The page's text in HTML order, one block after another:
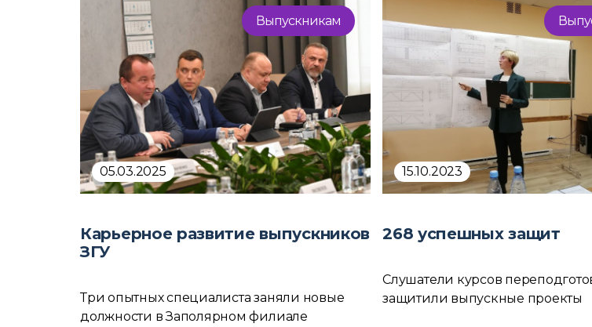
Выпускникам
05.03.2025
Карьерное развитие выпускников
ЗГУ
Три опытных специалиста заняли новые
должности в Заполярном филиале
15.10.2023
268 успешных защит
Слушатели курсов
защитили выпускные проекты